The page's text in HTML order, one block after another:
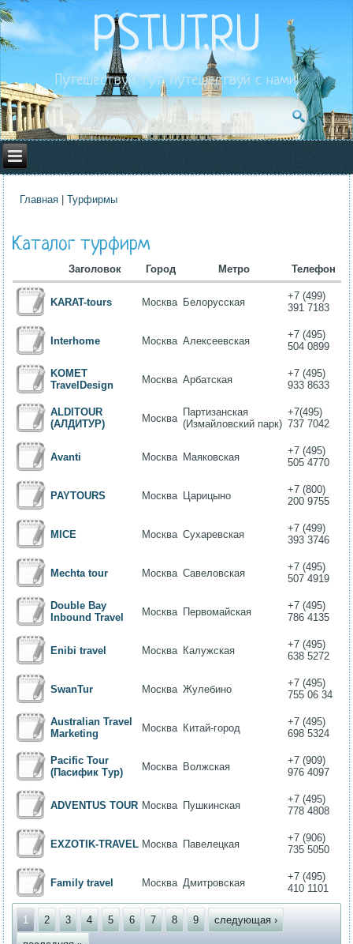
PSTUT.RU
Путешествуй тут. Путешествуй с нами!
Вы здесь
Главная| Турфирмы
Каталог турфирм
Заголовок Город Метро Телефон
KARAT-tours Москва Белорусская
+7 (499)
391 7183
Interhome Москва Алексеевская
+7 (495)
504 0899
KOMET
TravelDesign
Москва Арбатская
+7 (495)
933 8633
ALDITOUR
(АЛДИТУР)
Москва
Партизанская
(Измайловский парк)
+7(495)
737 7042
Avanti Москва Маяковская
+7 (495)
505 4770
PAYTOURS Москва Царицыно
+7 (800)
200 9755
MICE Москва Сухаревская
+7 (499)
393 3746
Mechta tour Москва Савеловская
+7 (495)
507 4919
Double Bay
Inbound Travel
Москва Первомайская
+7 (495)
786 4135
Enibi travel Москва Калужская
+7 (495)
638 5272
SwanTur Москва Жулебино
+7 (495)
755 06 34
Australian Travel
Marketing
Москва Китай-город
+7 (495)
698 5324
Pacific Tour
(Пасифик Тур)
Москва Волжская
+7 (909)
976 4097
ADVENTUS TOUR Москва Пушкинская
+7 (495)
778 4808
EXZOTIK-TRAVEL Москва Павелецкая
+7 (906)
735 5050
Family travel Москва Дмитровская
+7 (495)
410 1101
Страницы
1 2 3 4 5 6 7 8 9 следующая ›